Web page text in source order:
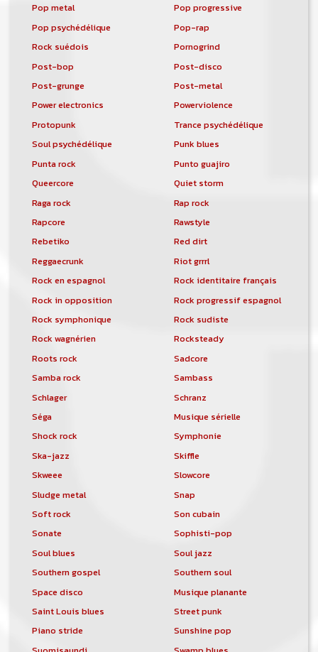
Pop metal
Pop progressive
Pop psychédélique
Pop-rap
Rock suédois
Pornogrind
Post-bop
Post-disco
Post-grunge
Post-metal
Power electronics
Powerviolence
Protopunk
Trance psychédélique
Soul psychédélique
Punk blues
Punta rock
Punto guajiro
Queercore
Quiet storm
Raga rock
Rap rock
Rapcore
Rawstyle
Rebetiko
Red dirt
Reggaecrunk
Riot grrrl
Rock en espagnol
Rock identitaire français
Rock in opposition
Rock progressif espagnol
Rock symphonique
Rock sudiste
Rock wagnérien
Rocksteady
Roots rock
Sadcore
Samba rock
Sambass
Schlager
Schranz
Séga
Musique sérielle
Shock rock
Symphonie
Ska-jazz
Skiffle
Skweee
Slowcore
Sludge metal
Snap
Soft rock
Son cubain
Sonate
Sophisti-pop
Soul blues
Soul jazz
Southern gospel
Southern soul
Space disco
Musique planante
Saint Louis blues
Street punk
Piano stride
Sunshine pop